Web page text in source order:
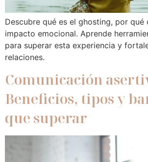
Descubre qué es el ghosting, por qué
impacto emocional. Aprende
para superar esta experiencia y
relaciones.
Comunicación
Beneficios, tipos y
que superar